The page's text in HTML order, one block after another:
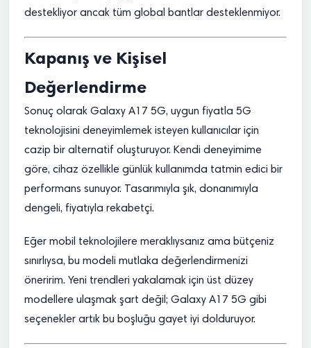
destekliyor ancak tüm global bantlar desteklenmiyor.
Kapanış ve Kişisel
Değerlendirme
Sonuç olarak Galaxy A17 5G, uygun fiyatla 5G
teknolojisini deneyimlemek isteyen kullanıcılar için
cazip bir alternatif oluşturuyor. Kendi deneyimime
göre, cihaz özellikle günlük kullanımda tatmin edici bir
performans sunuyor. Tasarımıyla şık, donanımıyla
dengeli, fiyatıyla rekabetçi.
Eğer mobil teknolojilere meraklıysanız ama bütçeniz
sınırlıysa, bu modeli mutlaka değerlendirmenizi
öneririm. Yeni trendleri yakalamak için üst düzey
modellere ulaşmak şart değil; Galaxy A17 5G gibi
seçenekler artık bu boşluğu gayet iyi dolduruyor.